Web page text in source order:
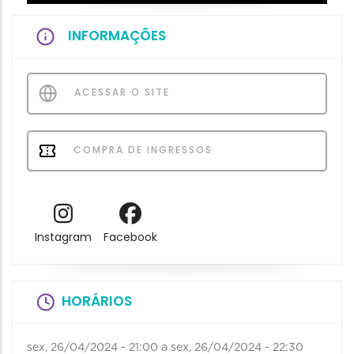
INFORMAÇÕES
ACESSAR O SITE
COMPRA DE INGRESSOS
Instagram Facebook
HORÁRIOS
sex, 26/04/2024 - 21:00 a sex, 26/04/2024 - 22:30